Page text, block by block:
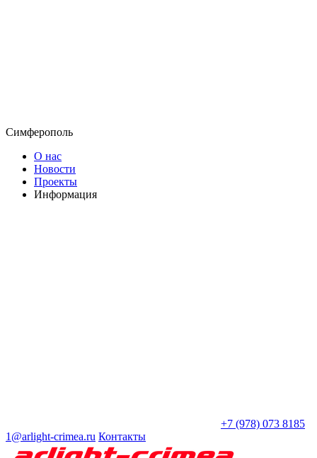
Симферополь
О нас
Новости
Проекты
Информация
+7 (978) 073 8185
1@arlight-crimea.ru Контакты